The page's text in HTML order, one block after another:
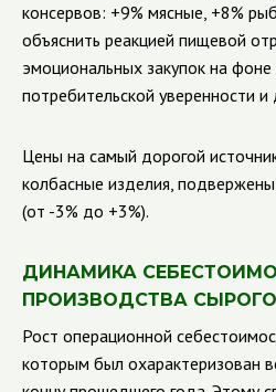
консервов: +9% мясные, +8%
объяснить реакцией пищевой
эмоциональных закупок на фоне
потребительской уверенности
Цены на самый дорогой
колбасные изделия,
(от -3% до +3%).
ДИНАМИКА
ПРОИЗВОДСТВА
Рост операционной
которым был охарактеризован